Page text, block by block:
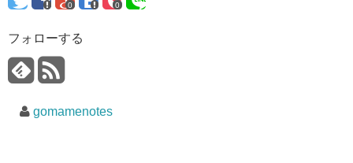
0 0
フォローする
gomamenotes